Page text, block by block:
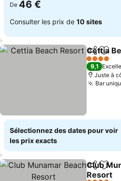
De 46 €
Consulter les prix de 10 sites
Partager
Cettia
4 Étoiles
9,1
Juste à
Bar
Sélectionnez des dates pour voir
les prix exacts
Partager
Club
Resort